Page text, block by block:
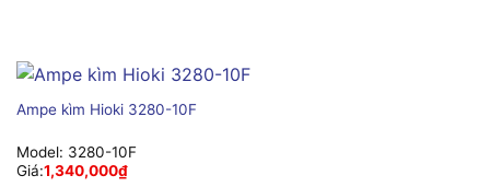
Ampe kìm Hioki 3280-10F
Model: 3280-10F
Giá:1,340,000₫